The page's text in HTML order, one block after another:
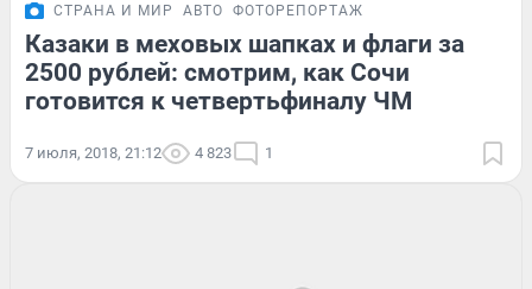
СТРАНА И МИР АВТО ФОТОРЕПОРТАЖ
Казаки в меховых шапках и флаги за
2500 рублей: смотрим, как Сочи
готовится к четвертьфиналу ЧМ
7 июля, 2018, 21:12 4 823 1